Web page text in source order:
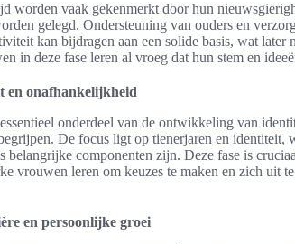
worden vaak gekenmerkt door hun
gelegd. Ondersteuning van ouders en
kan bijdragen aan een solide basis, wat
in deze fase leren al vroeg dat hun stem en
en onafhankelijkheid
onderdeel van de ontwikkeling van
De focus ligt op tienerjaren en identiteit,
belangrijke componenten zijn. Deze fase is
vrouwen leren om keuzes te maken en zich uit
en persoonlijke groei